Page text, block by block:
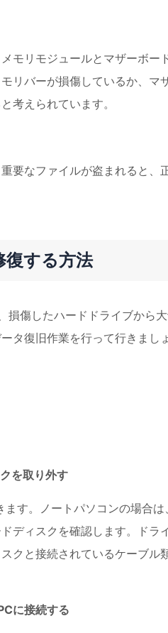
モリモジュールとマザーボ
リバーが損傷しているか、マ
考えられています。
要なファイルが盗まれると、
復する方法
傷したハードドライブから
タ復旧作業を行って行きましょ
を取り外す
す。ノートパソコンの場合
ディスクを確認します。ドラ
クと接続されているケーブル
に接続する